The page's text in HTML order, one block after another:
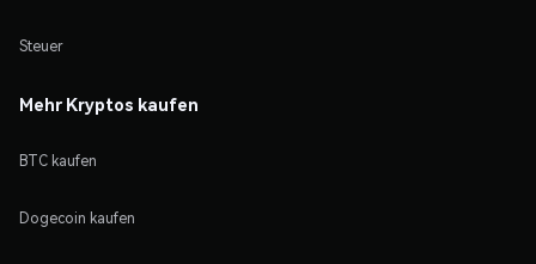
Steuer
Mehr Kryptos kaufen
BTC kaufen
Dogecoin kaufen